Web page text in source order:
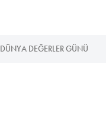
DÜNYA DEĞERLER GÜNÜ